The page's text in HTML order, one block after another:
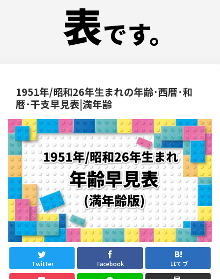
1951年/昭和26年生まれの年齢･西暦･和
暦･干支早見表|満年齢
Twitter Facebook はてブ